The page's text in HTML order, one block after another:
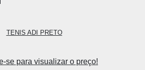
TENIS ADI PRETO
se para visualizar o preço!